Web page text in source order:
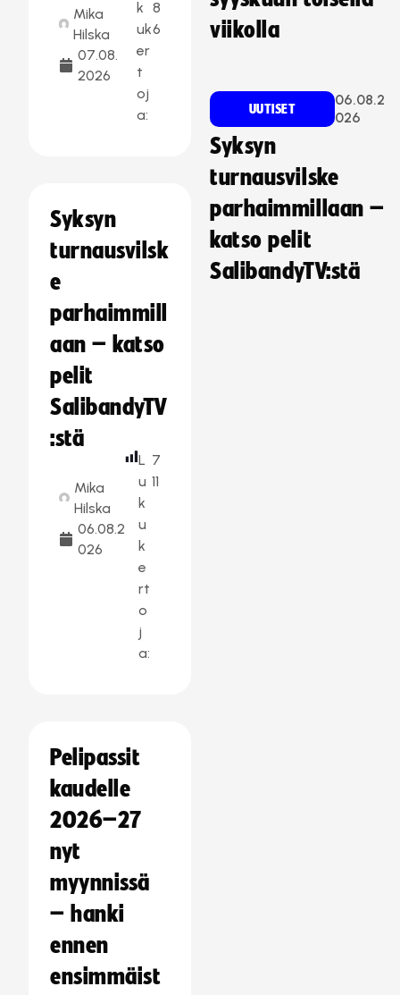
Mika
Hilska
07.08.
2026
k
uk
er
t
oj
a:
8
6
Syksyn
turnausvilsk
e
parhaimmill
aan – katso
pelit
SalibandyTV
:stä
Mika
Hilska
06.08.2
026
L
u
k
u
k
e
rt
o
j
a:
7
11
Pelipassit
kaudelle
2026–27
nyt
myynnissä
– hanki
ennen
ensimmäist
viikolla
UUTISET
06.08.2
026
Syksyn
turnausvilske
parhaimmillaan –
katso pelit
SalibandyTV:stä